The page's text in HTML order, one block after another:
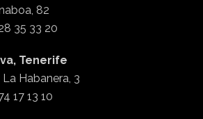
82
35 33 20
Tenerife
Habanera, 3
17 13 10